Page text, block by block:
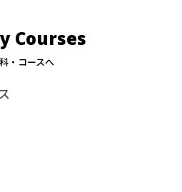
Courses
・コースへ